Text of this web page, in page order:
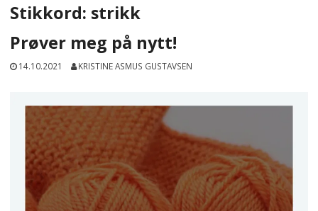
Stikkord: strikk
Prøver meg på nytt!
14.10.2021 KRISTINE ASMUS GUSTAVSEN